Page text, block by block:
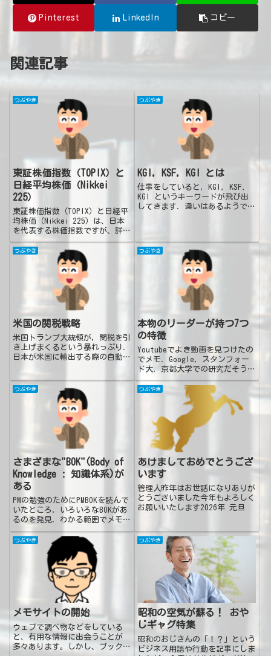
Pinterest LinkedIn コピー
関連記事
つぶやき
東証株価指数（TOPIX）と
日経平均株価（Nikkei
225）
東証株価指数（TOPIX）と日経平
均株価（Nikkei 225）は、日本
を代表する株価指数ですが、詳し
くないとよくわかりません。それ
ぞれいくつかの重要な違いがあり
ます。日経平均株価（Nikkei
225）対象銘柄: 東京証券取引所
プライム市...
つぶやき
KGI, KSF, KGI とは
仕事をしていると，KGI, KSF,
KGI というキーワードが飛び出
してきます．違いはあるようで微
/ Key Goal Indica...
つぶやき
米国の関税戦略
米国トランプ大統領が，関税を引
き上げまくるという暴れっぷり．
日本が米国に輸出する際の自動車
いと表明．ということは・・・関
税が引き上げられる → トヨタ
は売価がそのまま（利益は減る）
つぶやき
本物のリーダーが持つ7つ
の特徴
Youtubeでよき動画を見つけたの
でメモ．Google，スタンフォー
ド大，京都大学での研究だそうで
す．ソースを調べていないです
ね．生暖かい目で見送ってくださ
い．本物のリーダーが持つ7つの
特徴答えを教えず質問する失敗を
怒らない答えを教えずヒ...
つぶやき
さまざまな"BOK"(Body of
Knowledge : 知識体系)が
ある
PMの勉強のためにPMBOKを読んで
いたところ，いろいろなBOKがあ
るのを発見．わかる範囲でメモっ
てみた．PMBOK : Project
Management Book of
Knowledgeプロジェクトマネジメ
ント知識体系PMBOK G...
つぶやき
あけましておめでとうござ
います
管理人昨年はお世話になりありが
とうございました今年もよろしく
お願いいたします2026年 元旦
つぶやき
メモサイトの開始
ウェブで調べ物などをしている
と、有用な情報に出会うことが
多々あります。しかし、ブックマ
つぶやき
昭和の空気が蘇る！ おや
じギャグ特集
昭和のおじさんの「！？」という
ビジネス用語や行動を記事にしま